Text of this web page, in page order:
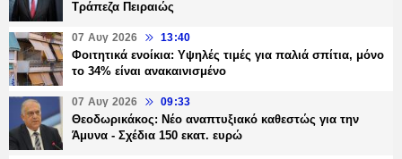
Τράπεζα Πειραιώς
07 Αυγ 2026 13:40
Φοιτητικά ενοίκια: Υψηλές τιμές για παλιά σπίτια, μόνο
το 34% είναι ανακαινισμένο
07 Αυγ 2026 09:33
Θεοδωρικάκος: Νέο αναπτυξιακό καθεστώς για την
Άμυνα - Σχέδια 150 εκατ. ευρώ